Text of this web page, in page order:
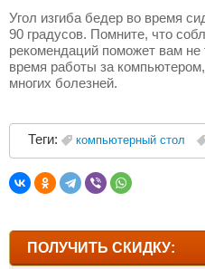
ПОЛУЧИТЬ СКИДКУ:
Угол изгиба бедер во время
90 градусов. Помните, что
рекомендаций поможет вам
время работы за
многих болезней.
Теги: компьютерный стол